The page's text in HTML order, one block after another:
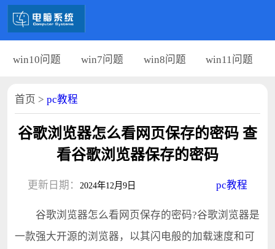
win10问题 win7问题 win8问题 win11问题
首页 > pc教程
谷歌浏览器怎么看网页保存的密码 查
看谷歌浏览器保存的密码
更新日期： 2024年12月9日 pc教程
谷歌浏览器怎么看网页保存的密码?谷歌浏览器是
一款强大开源的浏览器，以其闪电般的加载速度和可